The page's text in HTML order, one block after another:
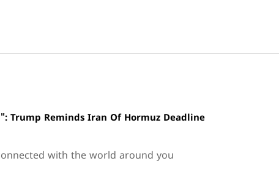
Trump Reminds Iran Of Hormuz Deadline
with the world around you